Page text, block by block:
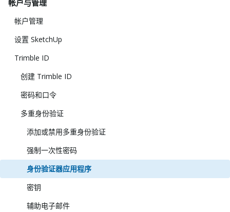
帐户与管理
帐户管理
设置 SketchUp
Trimble ID
创建 Trimble ID
密码和口令
多重身份验证
添加或禁用多重身份验证
强制一次性密码
身份验证器应用程序
密钥
辅助电子邮件